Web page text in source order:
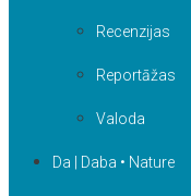
Recenzijas
Reportāžas
Valoda
Da | Daba • Nature